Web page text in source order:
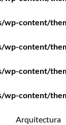
content/
content/
content/
content/
Arquitectura